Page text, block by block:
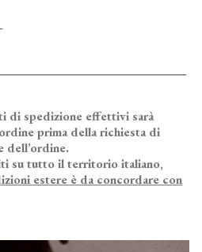
di spedizione effettivi sarà
prima della richiesta di
dell’ordine.
su tutto il territorio italiano,
estere è da concordare con